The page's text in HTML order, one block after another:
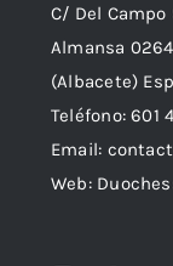
C/ Del Campo
Almansa
(Albacete)
Teléfono:601
Email:
Web: